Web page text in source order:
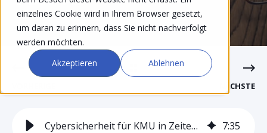
einzelnes Cookie wird in Ihrem Browser gesetzt,
um daran zu erinnern, dass Sie nicht nachverfolgt
werden möchten.
Akzeptieren
Ablehnen
NÄCHSTE
Cybersicherheit für KMU in Zeiten von KI 7:35